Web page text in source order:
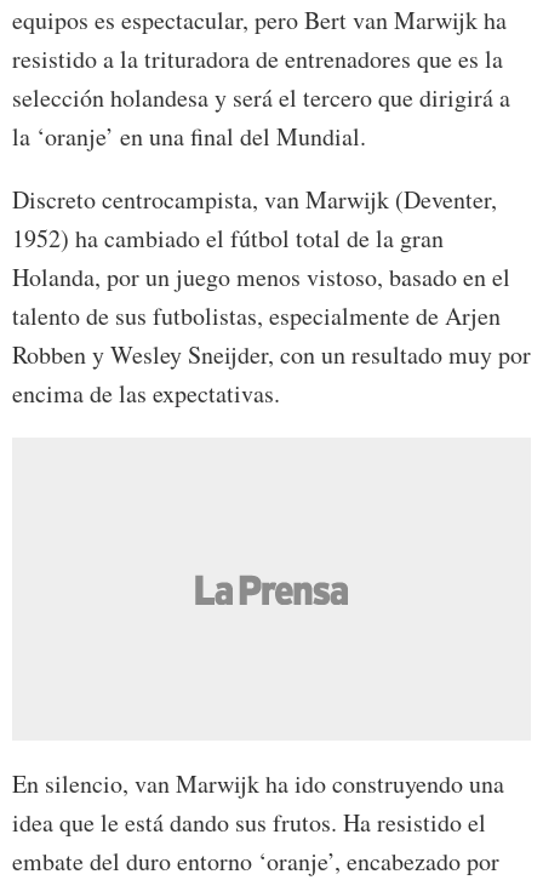
equipos es espectacular, pero Bert van Marwijk ha
resistido a la trituradora de entrenadores que es la
selección holandesa y será el tercero que dirigirá a
la ‘oranje’ en una final del Mundial.
Discreto centrocampista, van Marwijk (Deventer,
1952) ha cambiado el fútbol total de la gran
Holanda, por un juego menos vistoso, basado en el
talento de sus futbolistas, especialmente de Arjen
Robben y Wesley Sneijder, con un resultado muy por
encima de las expectativas.
En silencio, van Marwijk ha ido construyendo una
idea que le está dando sus frutos. Ha resistido el
embate del duro entorno ‘oranje’, encabezado por